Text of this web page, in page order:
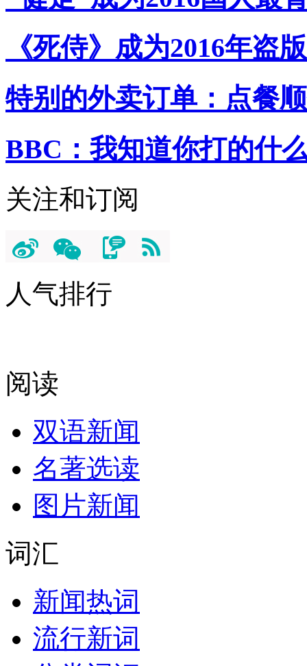
《死侍》成为2016年盗
特别的外卖订单：点餐
BBC：我知道你打的什
关注和订阅
人气排行
阅读
双语新闻
名著选读
图片新闻
词汇
新闻热词
流行新词